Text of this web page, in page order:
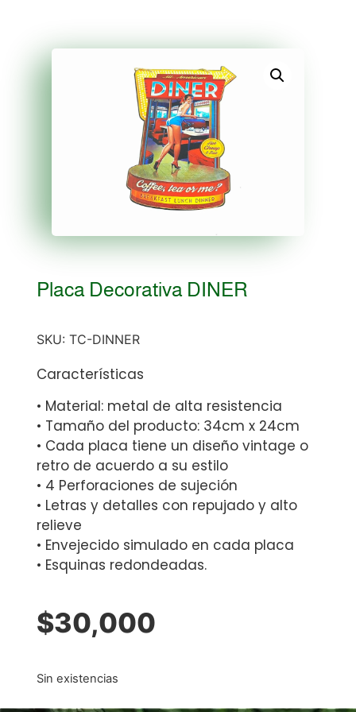
Placa Decorativa DINER
SKU: TC-DINNER
Características
• Material: metal de alta resistencia
• Tamaño del producto: 34cm x 24cm
• Cada placa tiene un diseño vintage o
retro de acuerdo a su estilo
• 4 Perforaciones de sujeción
• Letras y detalles con repujado y alto
relieve
• Envejecido simulado en cada placa
• Esquinas redondeadas.
$30,000
Sin existencias